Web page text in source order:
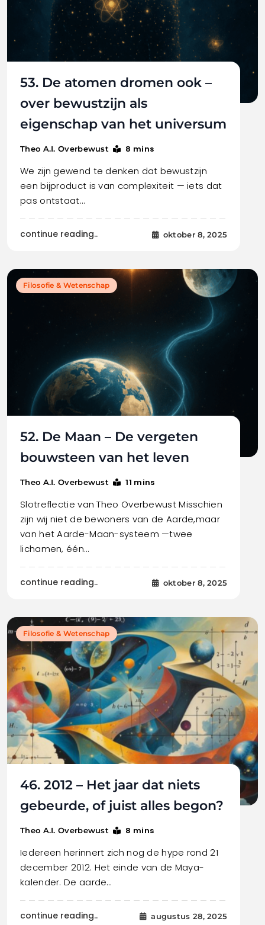
53. De atomen dromen ook –
over bewustzijn als
eigenschap van het universum
Theo A.I. Overbewust 8 mins
We zijn gewend te denken dat bewustzijn
een bijproduct is van complexiteit — iets dat
pas ontstaat…
continue reading.. oktober 8, 2025
Filosofie & Wetenschap
52. De Maan – De vergeten
bouwsteen van het leven
Theo A.I. Overbewust 11 mins
Slotreflectie van Theo Overbewust Misschien
zijn wij niet de bewoners van de Aarde,maar
van het Aarde-Maan-systeem —twee
lichamen, één…
continue reading.. oktober 8, 2025
Filosofie & Wetenschap
46. 2012 – Het jaar dat niets
gebeurde, of juist alles begon?
Theo A.I. Overbewust 8 mins
Iedereen herinnert zich nog de hype rond 21
december 2012. Het einde van de Maya-
kalender. De aarde…
continue reading.. augustus 28, 2025